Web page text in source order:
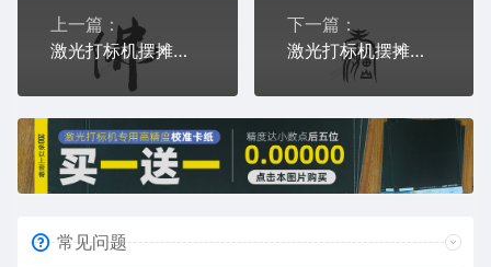
上一篇：
激光打标机摆摊素材 金橙子EZCAD打标专用56佛字书法毛笔字艺术字设计图案
下一篇：
激光打标机摆摊素材 金橙子EZCAD打标专用58甲骨文像幸福毛笔字艺术字设计图案
常见问题